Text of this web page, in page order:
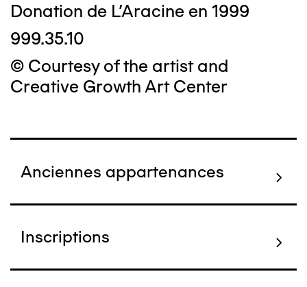
Donation de L'Aracine en 1999
999.35.10
© Courtesy of the artist and
Creative Growth Art Center
Anciennes appartenances
Inscriptions